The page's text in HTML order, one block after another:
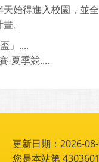
始得進入校園，並
。
」....
-夏季競....
更新日期：2026-
您是本站第